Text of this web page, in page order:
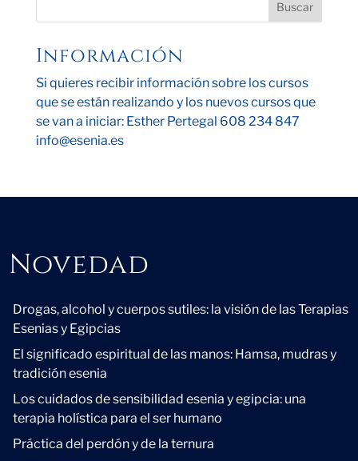
Información
Si quieres recibir información sobre los cursos
que se están realizando y los nuevos cursos que
se van a iniciar: Esther Pertegal 608 234 847
info@esenia.es
Novedad
Drogas, alcohol y cuerpos sutiles: la visión de las Terapias
Esenias y Egipcias
El significado espiritual de las manos: Hamsa, mudras y
tradición esenia
Los cuidados de sensibilidad esenia y egipcia: una
terapia holística para el ser humano
Práctica del perdón y de la ternura